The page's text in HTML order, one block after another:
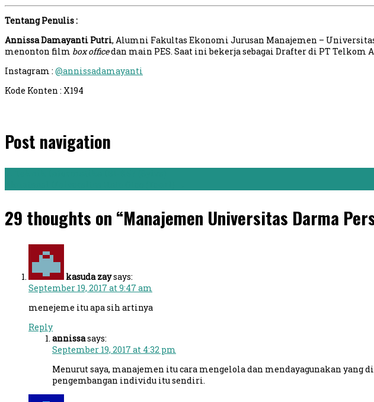
Tentang Penulis :
Annissa Damayanti Putri, Alumni Fakultas Ekonomi Jurusan Manajemen –
menonton film box officedan main PES. Saat ini bekerja sebagai Drafter di PT Telkom
Instagram : @annissadamayanti
Kode Konten : X194
Post navigation
29 thoughts on “Manajemen Universitas Darma
kasuda zaysays:
September 19, 2017 at 9:47 am
menejeme itu apa sih artinya
Reply
annissasays:
September 19, 2017 at 4:32 pm
Menurut saya, manajemen itu cara mengelola dan mendayagunakan
pengembangan individu itu sendiri.